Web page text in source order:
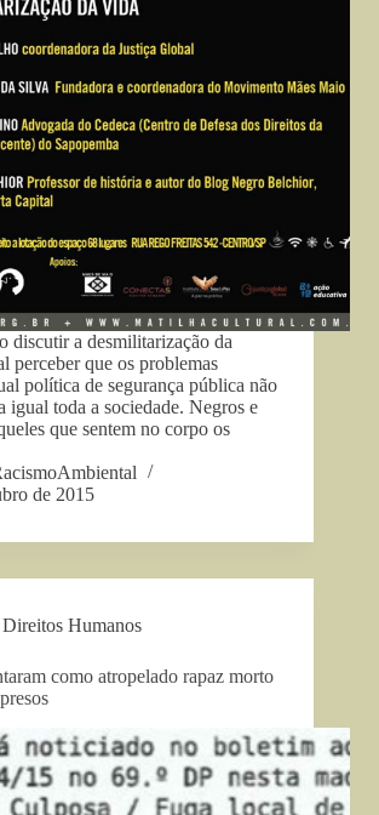
discutir a desmilitarização da
perceber que os problemas
política de segurança pública não
igual toda a sociedade. Negros e
que sentem no corpo os
de 2015
Direitos Humanos
como atropelado rapaz morto